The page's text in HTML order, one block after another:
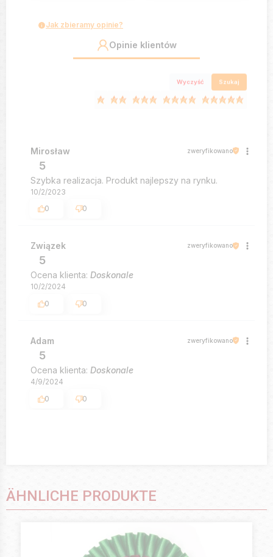
Jak zbieramy opinie?
Opinie klientów
Wyczyść Szukaj
Mirosław zweryfikowano
5
Szybka realizacja. Produkt najlepszy na rynku.
10/2/2023
0
0
Związek zweryfikowano
5
Ocena klienta: Doskonale
10/2/2024
0
0
Adam zweryfikowano
5
Ocena klienta: Doskonale
4/9/2024
0
0
ÄHNLICHE PRODUKTE